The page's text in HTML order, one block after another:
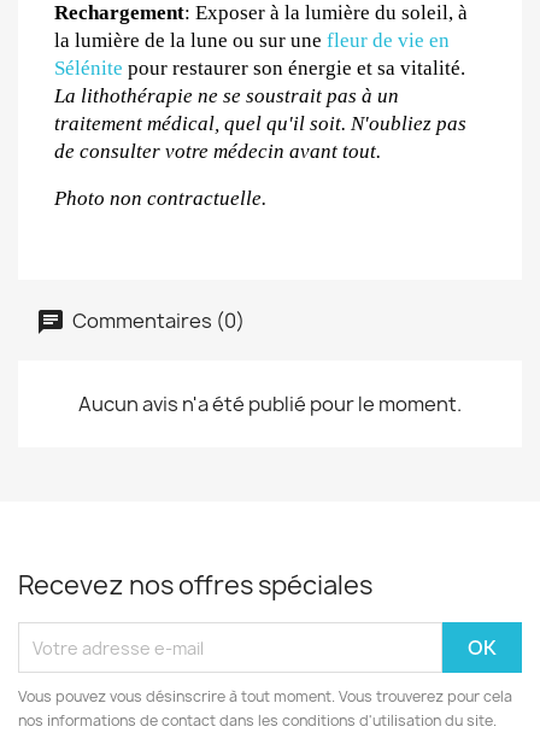
Rechargement: Exposer à la lumière du soleil, à
la lumière de la lune ou sur une fleur de vie en
Sélénite pour restaurer son énergie et sa vitalité.
La lithothérapie ne se soustrait pas à un
traitement médical, quel qu'il soit. N'oubliez pas
de consulter votre médecin avant tout.
Photo non contractuelle.
Commentaires (0)
Aucun avis n'a été publié pour le moment.
Recevez nos offres spéciales
Vous pouvez vous désinscrire à tout moment. Vous trouverez pour cela
nos informations de contact dans les conditions d'utilisation du site.